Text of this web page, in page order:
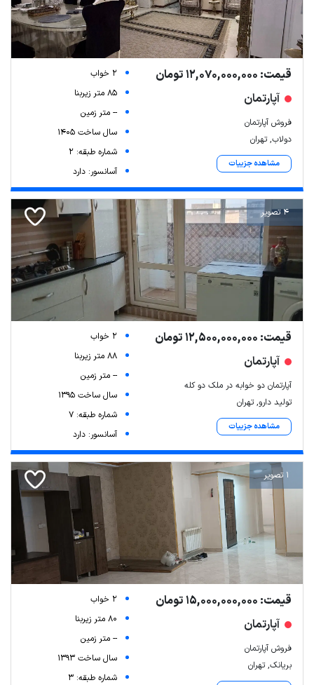
قیمت: 12,070,000,000 تومان
آپارتمان
فروش آپارتمان
دولاب, تهران
مشاهده جزییات
2 خواب
85 متر زیربنا
-- متر زمین
سال ساخت 1405
شماره طبقه: 2
آسانسور: دارد
4 تصویر
قیمت: 12,500,000,000 تومان
آپارتمان
آپارتمان دو خوابه در ملک دو کله
تولید دارو, تهران
مشاهده جزییات
2 خواب
88 متر زیربنا
-- متر زمین
سال ساخت 1395
شماره طبقه: 7
آسانسور: دارد
1 تصویر
قیمت: 15,000,000,000 تومان
آپارتمان
فروش آپارتمان
بریانک, تهران
2 خواب
80 متر زیربنا
-- متر زمین
سال ساخت 1393
شماره طبقه: 3